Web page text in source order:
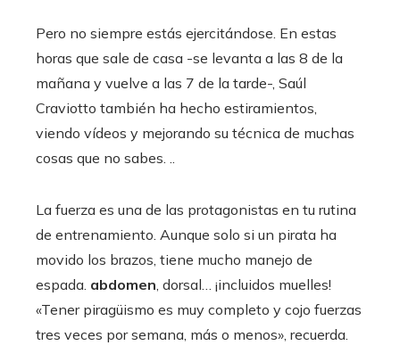
Pero no siempre estás ejercitándose. En estas
horas que sale de casa -se levanta a las 8 de la
mañana y vuelve a las 7 de la tarde-, Saúl
Craviotto también ha hecho estiramientos,
viendo vídeos y mejorando su técnica de muchas
cosas que no sabes. ..
La fuerza es una de las protagonistas en tu rutina
de entrenamiento. Aunque solo si un pirata ha
movido los brazos, tiene mucho manejo de
espada. abdomen, dorsal… ¡incluidos muelles!
«Tener piragüismo es muy completo y cojo fuerzas
tres veces por semana, más o menos», recuerda.